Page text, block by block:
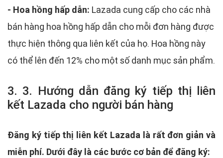
- Hoa hồng hấp dẫn: Lazada cung cấp cho các nhà
bán hàng hoa hồng hấp dẫn cho mỗi đơn hàng được
thực hiện thông qua liên kết của họ. Hoa hồng này
có thể lên đến 12% cho một số danh mục sản phẩm.
3. 3. Hướng dẫn đăng ký tiếp thị liên
kết Lazada cho người bán hàng
Đăng ký tiếp thị liên kết Lazada là rất đơn giản và
miễn phí. Dưới đây là các bước cơ bản để đăng ký: